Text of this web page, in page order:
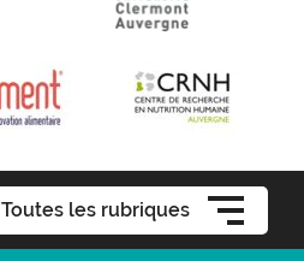
Toutes les rubriques